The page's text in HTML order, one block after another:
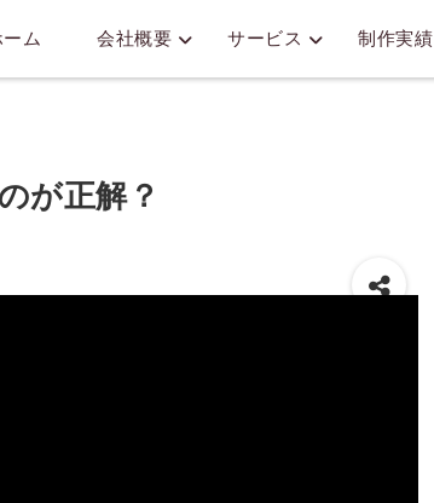
ム 会社概要 サービス 制作実績
が正解？